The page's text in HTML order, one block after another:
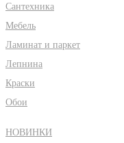
Сантехника
Мебель
Ламинат и паркет
Лепнина
Краски
Обои
НОВИНКИ